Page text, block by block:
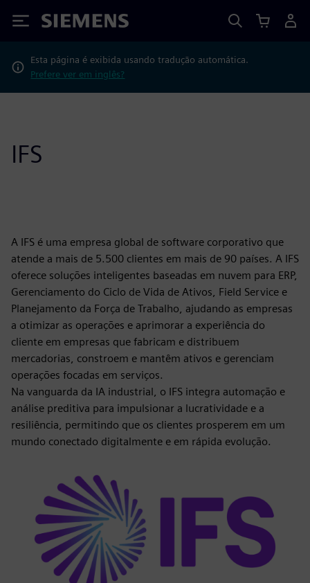
Siemens
Esta página é exibida usando tradução automática.
Prefere ver em inglês?
IFS
A IFS é uma empresa global de software corporativo que
atende a mais de 5.500 clientes em mais de 90 países. A IFS
oferece soluções inteligentes baseadas em nuvem para ERP,
Gerenciamento do Ciclo de Vida de Ativos, Field Service e
Planejamento da Força de Trabalho, ajudando as empresas
a otimizar as operações e aprimorar a experiência do
cliente em empresas que fabricam e distribuem
mercadorias, constroem e mantêm ativos e gerenciam
operações focadas em serviços.
Na vanguarda da IA industrial, o IFS integra automação e
análise preditiva para impulsionar a lucratividade e a
resiliência, permitindo que os clientes prosperem em um
mundo conectado digitalmente e em rápida evolução.